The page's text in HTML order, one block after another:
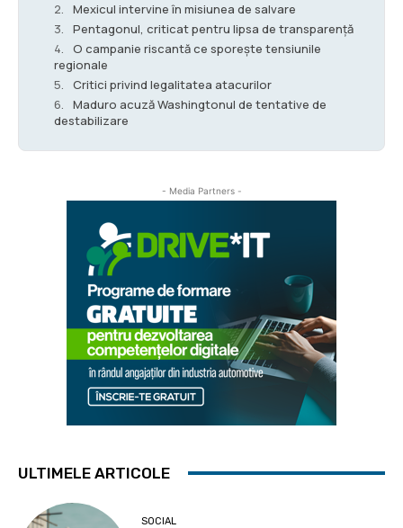
Mexicul intervine în misiunea de salvare
Pentagonul, criticat pentru lipsa de transparență
O campanie riscantă ce sporește tensiunile
regionale
Critici privind legalitatea atacurilor
Maduro acuză Washingtonul de tentative de
destabilizare
- Media Partners -
ULTIMELE ARTICOLE
SOCIAL